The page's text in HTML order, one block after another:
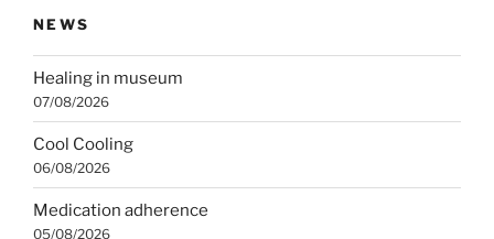
NEWS
Healing in museum
07/08/2026
Cool Cooling
06/08/2026
Medication adherence
05/08/2026